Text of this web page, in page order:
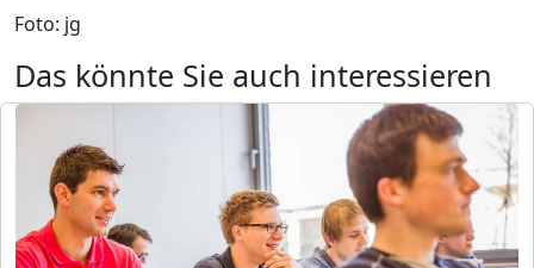
Foto: jg
Das könnte Sie auch interessieren